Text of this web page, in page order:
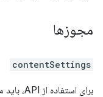
مجوزها
contentSettings
برای استفاده از API، باید مجوز